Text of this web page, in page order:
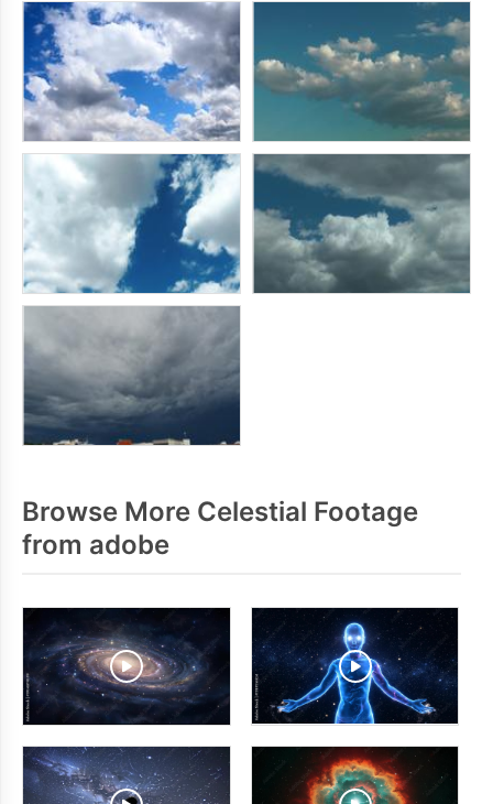
Browse More Celestial Footage
from adobe